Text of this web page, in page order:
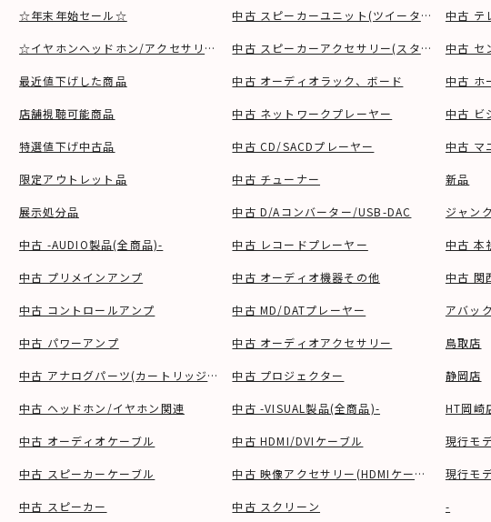
☆年末年始セール☆
☆イヤホンヘッドホン/アクセサリSALE☆
最近値下げした商品
店舗視聴可能商品
特選値下げ中古品
限定アウトレット品
展示処分品
中古 -AUDIO製品(全商品)-
中古 プリメインアンプ
中古 コントロールアンプ
中古 パワーアンプ
中古 アナログパーツ(カートリッジ、シェル等)
中古 ヘッドホン/イヤホン関連
中古 オーディオケーブル
中古 スピーカーケーブル
中古 スピーカー
中古 スピーカーユニット(ツイーター、ウーフ
中古 スピーカーアクセサリー(スタンド等)
中古 オーディオラック、ボード
中古 ネットワークプレーヤー
中古 CD/SACDプレーヤー
中古 チューナー
中古 D/Aコンバーター/USB-DAC
中古 レコードプレーヤー
中古 オーディオ機器その他
中古 MD/DATプレーヤー
中古 オーディオアクセサリー
中古 プロジェクター
中古 -VISUAL製品(全商品)-
中古 HDMI/DVIケーブル
中古 映像アクセサリー(HDMIケーブル等)
中古 スクリーン
中古 テ
中古 セ
中古 ホ
中古 ビ
中古 マ
新品
ジャンク
中古 本
中古 関
アバッ
鳥取店
静岡店
HT岡崎
現行モ
現行モ
-